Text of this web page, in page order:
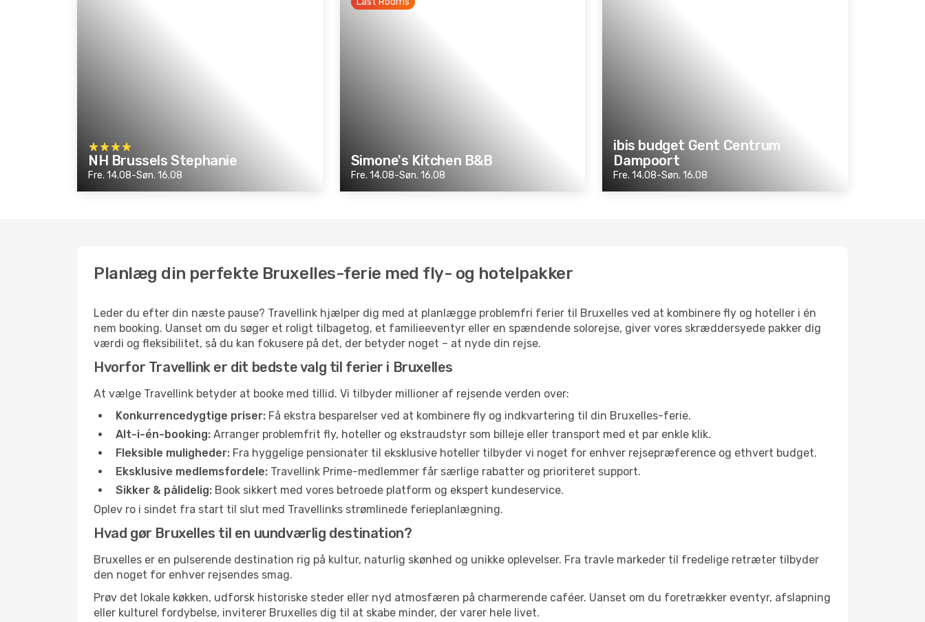
NH Brussels Stephanie
Fre. 14.08-Søn. 16.08
Simone's Kitchen B&B
Fre. 14.08-Søn. 16.08
ibis budget Gent Centrum
Dampoort
Fre. 14.08-Søn. 16.08
Planlæg din perfekte Bruxelles-ferie med fly- og hotelpakker
Leder du efter din næste pause? Travellink hjælper dig med at planlægge problemfri ferier til Bruxelles ved at kombinere fly og hoteller i én
nem booking. Uanset om du søger et roligt tilbagetog, et familieeventyr eller en spændende solorejse, giver vores skræddersyede pakker dig
værdi og fleksibilitet, så du kan fokusere på det, der betyder noget – at nyde din rejse.
Hvorfor Travellink er dit bedste valg til ferier i Bruxelles
At vælge Travellink betyder at booke med tillid. Vi tilbyder millioner af rejsende verden over:
Konkurrencedygtige priser: Få ekstra besparelser ved at kombinere fly og indkvartering til din Bruxelles-ferie.
Alt-i-én-booking: Arranger problemfrit fly, hoteller og ekstraudstyr som billeje eller transport med et par enkle klik.
Fleksible muligheder: Fra hyggelige pensionater til eksklusive hoteller tilbyder vi noget for enhver rejsepræference og ethvert budget.
Eksklusive medlemsfordele: Travellink Prime-medlemmer får særlige rabatter og prioriteret support.
Sikker & pålidelig: Book sikkert med vores betroede platform og ekspert kundeservice.
Oplev ro i sindet fra start til slut med Travellinks strømlinede ferieplanlægning.
Hvad gør Bruxelles til en uundværlig destination?
Bruxelles er en pulserende destination rig på kultur, naturlig skønhed og unikke oplevelser. Fra travle markeder til fredelige retræter tilbyder
den noget for enhver rejsendes smag.
Prøv det lokale køkken, udforsk historiske steder eller nyd atmosfæren på charmerende caféer. Uanset om du foretrækker eventyr, afslapning
eller kulturel fordybelse, inviterer Bruxelles dig til at skabe minder, der varer hele livet.